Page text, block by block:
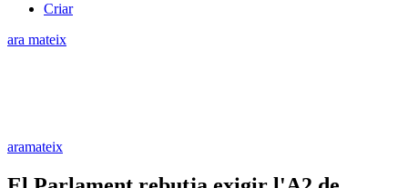
Criar
ara mateix
aramateix